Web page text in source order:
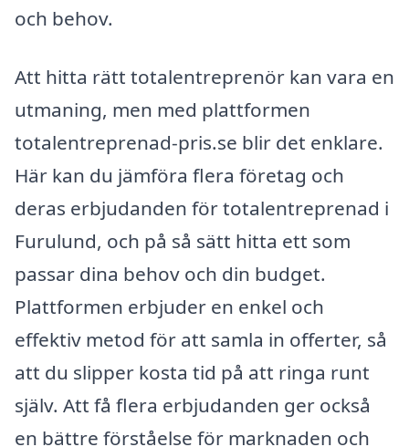
och behov.
Att hitta rätt totalentreprenör kan vara en
utmaning, men med plattformen
totalentreprenad-pris.se blir det enklare.
Här kan du jämföra flera företag och
deras erbjudanden för totalentreprenad i
Furulund, och på så sätt hitta ett som
passar dina behov och din budget.
Plattformen erbjuder en enkel och
effektiv metod för att samla in offerter, så
att du slipper kosta tid på att ringa runt
själv. Att få flera erbjudanden ger också
en bättre förståelse för marknaden och